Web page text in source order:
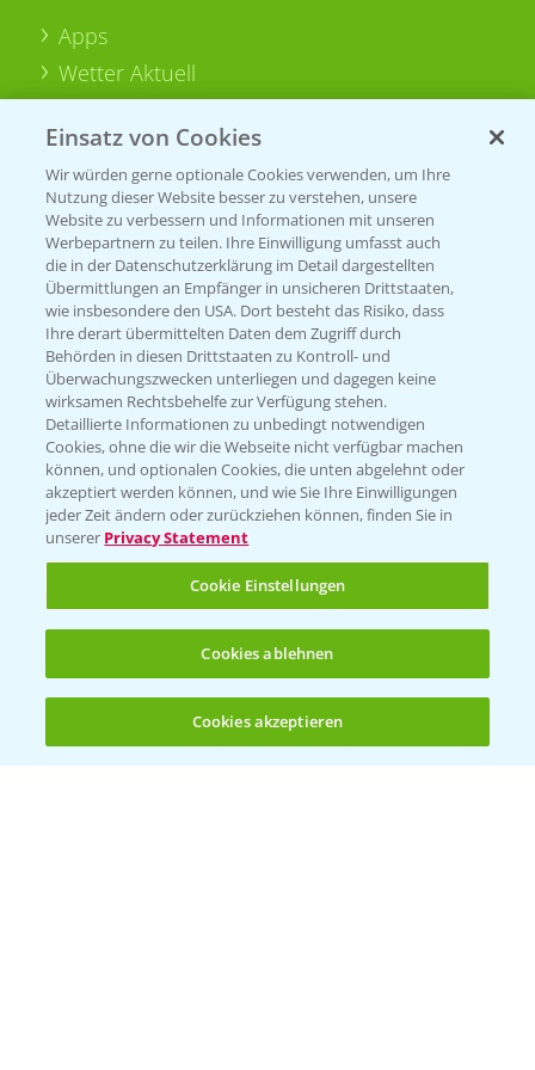
(noch 4)
Apps
Wetter Aktuell
BROSCHÜREN
Ackerbau
Saatgut
Sonderkulturen
Verantwortung & Sorgfalt
PAMIRA - Packmittelrücknahme
Sammelstellen und Termine
PRE - Chemikalien sicher entsorgen
Sammelstellen und Termine
Kontakt & Notfall
Beratung auf WhatsApp
+49 (0)174 346 564 1
Einsatz von Cookies
Wir würden gerne optionale Cookies verwenden, um Ihre
Nutzung dieser Website besser zu verstehen, unsere
Website zu verbessern und Informationen mit unseren
Werbepartnern zu teilen. Ihre Einwilligung umfasst auch
die in der Datenschutzerklärung im Detail dargestellten
Übermittlungen an Empfänger in unsicheren Drittstaaten,
wie insbesondere den USA. Dort besteht das Risiko, dass
Ihre derart übermittelten Daten dem Zugriff durch
Behörden in diesen Drittstaaten zu Kontroll- und
Überwachungszwecken unterliegen und dagegen keine
wirksamen Rechtsbehelfe zur Verfügung stehen.
Detaillierte Informationen zu unbedingt notwendigen
Cookies, ohne die wir die Webseite nicht verfügbar machen
können, und optionalen Cookies, die unten abgelehnt oder
akzeptiert werden können, und wie Sie Ihre Einwilligungen
jeder Zeit ändern oder zurückziehen können, finden Sie in
unserer Privacy Statement
Cookie Einstellungen
Cookies ablehnen
Cookies akzeptieren